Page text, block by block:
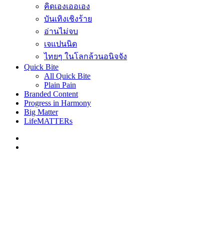
คิดเองเออเอง
บันเทิงเชิงร้าย
อ่านไม่จบ
เจแปนนิด
ไทยๆ ในโลกล้วนอนิจจัง
Quick Bite
All Quick Bite
Plain Pain
Branded Content
Progress in Harmony
Big Matter
LifeMATTERs